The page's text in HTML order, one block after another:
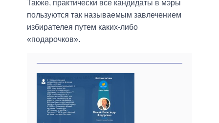
Также, практически все кандидаты в мэры
пользуются так называемым завлечением
избирателея путем каких-либо
«подарочков».